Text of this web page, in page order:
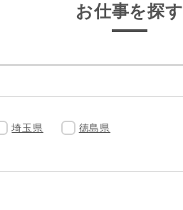
お仕事を探す
埼玉県 徳島県